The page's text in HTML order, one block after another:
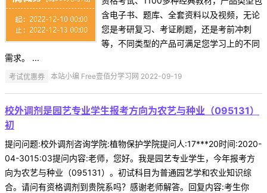
含电子书、题库、全套资料以及视频，无论
您是考研复习、考证刷题，还是考前冲刺
等，不同类型的产品可满足您学习上的不同
需求。 ...
考试优惠券 本站小编 Free壹佰分学习网 2022-09-19
校外调剂是园艺专业学生报考方向为农艺与种业（095131）
初
提问问题:校外调剂咨询学院:植物保护学院提问人:17***20时间:2020-
04-3015:03提问内容:老师，您好。我是园艺专业学生，今年报考方
向为农艺与种业（095131）。初试科目为普通园艺学和农业知识综
合。请问有资格调剂到贵院系吗？感谢老师解答。回复内容:考生你